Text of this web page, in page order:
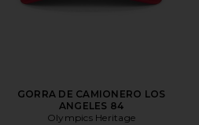
GORRA DE CAMIONERO LOS
ANGELES 84
Olympics Heritage